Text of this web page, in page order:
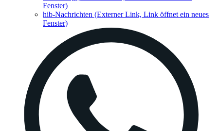
Fenster)
hib-Nachrichten (Externer Link, Link öffnet ein neues
Fenster)